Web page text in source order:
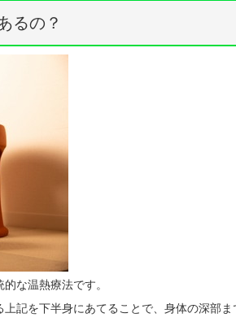
るの？
な温熱療法です。
記を下半身にあてることで、身体の深部ま